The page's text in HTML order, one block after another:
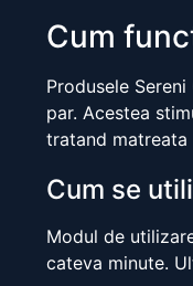
Cum
Produsele
par. Acestea
tratand matreata
Cum se
Modul de
cateva minute.